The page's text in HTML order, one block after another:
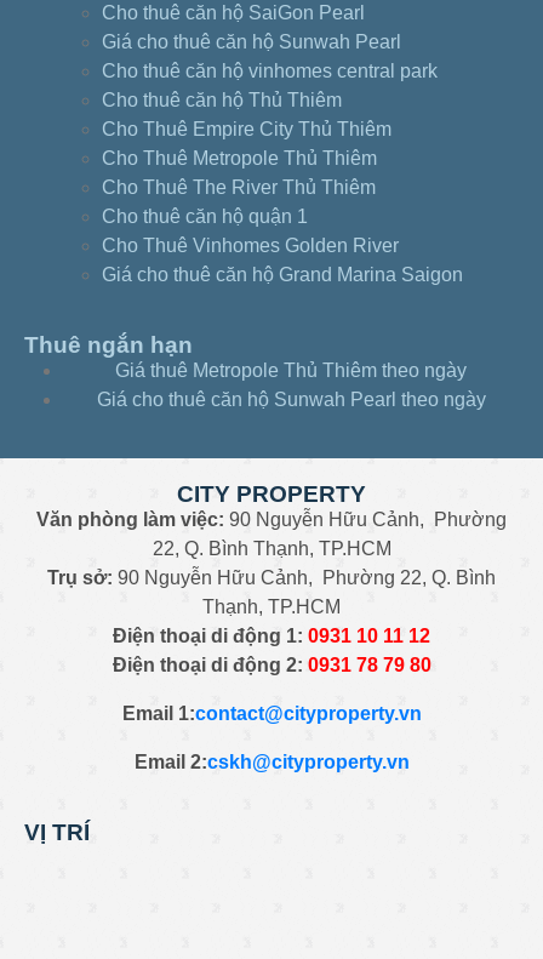
Cho thuê căn hộ SaiGon Pearl
Giá cho thuê căn hộ Sunwah Pearl
Cho thuê căn hộ vinhomes central park
Cho thuê căn hộ Thủ Thiêm
Cho Thuê Empire City Thủ Thiêm
Cho Thuê Metropole Thủ Thiêm
Cho Thuê The River Thủ Thiêm
Cho thuê căn hộ quận 1
Cho Thuê Vinhomes Golden River
Giá cho thuê căn hộ Grand Marina Saigon
Thuê ngắn hạn
Giá thuê Metropole Thủ Thiêm theo ngày
Giá cho thuê căn hộ Sunwah Pearl theo ngày
CITY PROPERTY
Văn phòng làm việc: 90 Nguyễn Hữu Cảnh, Phường
22, Q. Bình Thạnh, TP.HCM
Trụ sở: 90 Nguyễn Hữu Cảnh, Phường 22, Q. Bình
Thạnh, TP.HCM
Điện thoại di động 1: 0931 10 11 12
Điện thoại di động 2: 0931 78 79 80
Email 1:contact@cityproperty.vn
Email 2:cskh@cityproperty.vn
VỊ TRÍ